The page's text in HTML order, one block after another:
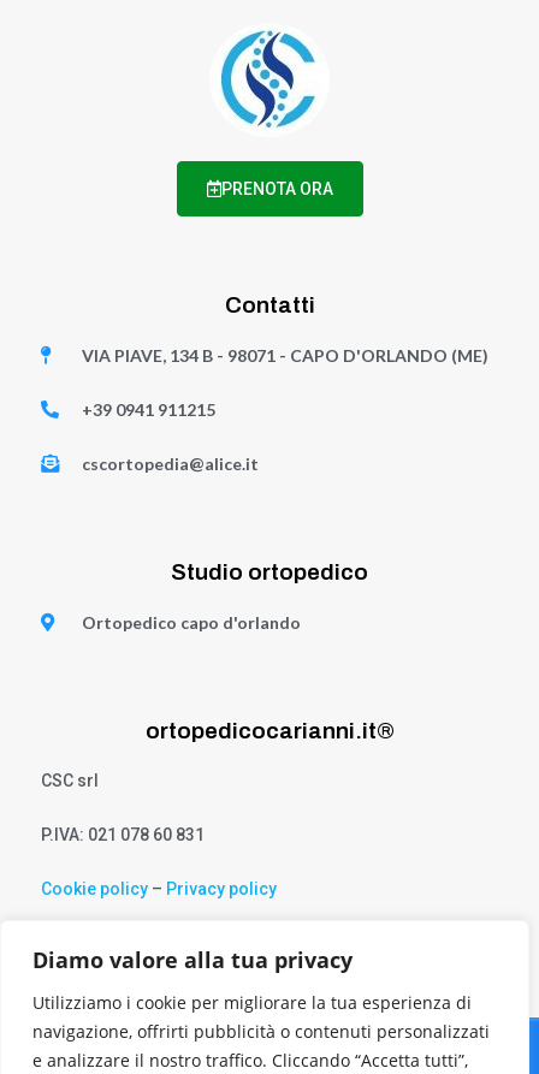
Diamo valore alla tua privacy
Utilizziamo i cookie per migliorare la tua esperienza di
navigazione, offrirti pubblicità o contenuti personalizzati
e analizzare il nostro traffico. Cliccando “Accetta tutti”,
PRENOTA ORA
Contatti
VIA PIAVE, 134 B - 98071 - CAPO D'ORLANDO (ME)
+39 0941 911215
cscortopedia@alice.it
Studio ortopedico
Ortopedico capo d'orlando
ortopedicocarianni.it®
CSC srl
P.IVA: 021 078 60 831
Cookie policy – Privacy policy
© 2021 Tutti i diritti riservati Realizzato daPiemme Comunicazione